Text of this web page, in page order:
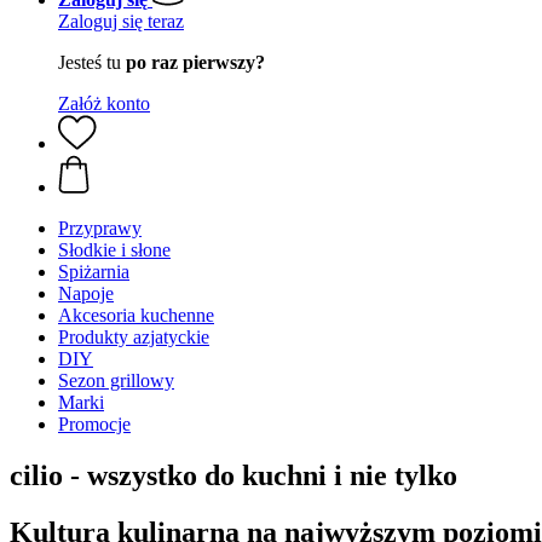
Zaloguj się teraz
Jesteś tu po raz pierwszy?
Załóż konto
Przyprawy
Słodkie i słone
Spiżarnia
Napoje
Akcesoria kuchenne
Produkty azjatyckie
DIY
Sezon grillowy
Marki
Promocje
cilio - wszystko do kuchni i nie tylko
Kultura kulinarna na najwyższym